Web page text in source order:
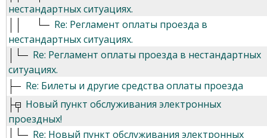
нестандартных ситуациях.
Re: Регламент оплаты проезда в
нестандартных ситуациях.
Re: Регламент оплаты проезда в нестандартных
ситуациях.
Re: Билеты и другие средства оплаты проезда
Новый пункт обслуживания электронных
проездных!
Re: Новый пункт обслуживания электронных